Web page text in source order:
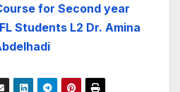
for Second year
Students L2 Dr. Amina